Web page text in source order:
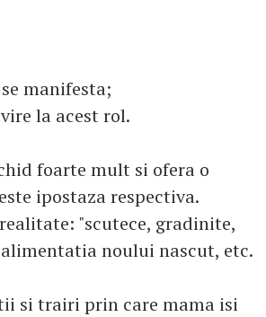
manifesta;
la acest rol.
foarte mult si ofera o
ipostaza respectiva.
"scutece, gradinite,
noului nascut, etc.
si trairi prin care mama isi